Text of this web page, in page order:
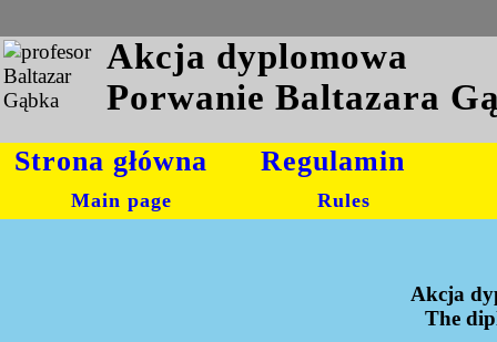
Akcja dyplomowa
Porwanie Baltazara
Strona główna
Main page
Regulamin
Rules
Akcja
The